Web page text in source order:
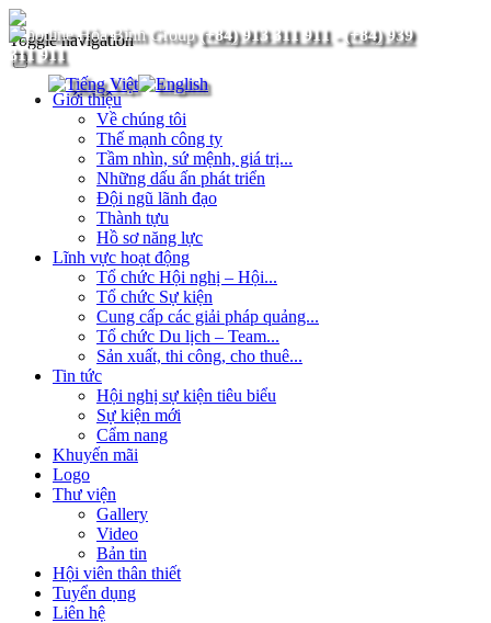
(+84) 913 311 911- (+84) 939
311 911
Toggle navigation
Giới thiệu
Về chúng tôi
Thế mạnh công ty
Tầm nhìn, sứ mệnh, giá trị...
Những dấu ấn phát triển
Đội ngũ lãnh đạo
Thành tựu
Hồ sơ năng lực
Lĩnh vực hoạt động
Tổ chức Hội nghị – Hội...
Tổ chức Sự kiện
Cung cấp các giải pháp quảng...
Tổ chức Du lịch – Team...
Sản xuất, thi công, cho thuê...
Tin tức
Hội nghị sự kiện tiêu biểu
Sự kiện mới
Cẩm nang
Khuyến mãi
Logo
Thư viện
Gallery
Video
Bản tin
Hội viên thân thiết
Tuyển dụng
Liên hệ